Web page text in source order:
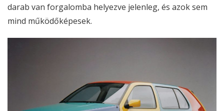
darab van forgalomba helyezve jelenleg, és azok sem
mind működőképesek.